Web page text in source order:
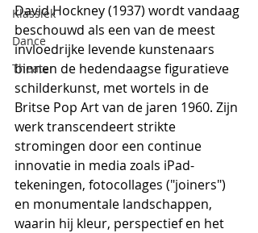
Klassiek
Dance
Theater
David Hockney (1937) wordt vandaag
beschouwd als een van de meest
invloedrijke levende kunstenaars
binnen de hedendaagse figuratieve
schilderkunst, met wortels in de
Britse Pop Art van de jaren 1960. Zijn
werk transcendeert strikte
stromingen door een continue
innovatie in media zoals iPad-
tekeningen, fotocollages ("joiners")
en monumentale landschappen,
waarin hij kleur, perspectief en het